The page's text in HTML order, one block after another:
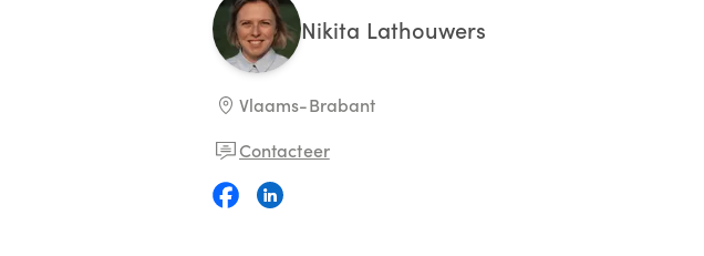
Nikita Lathouwers
Vlaams-Brabant
Contacteer